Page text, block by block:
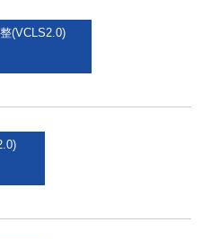
(VCLS2.0)